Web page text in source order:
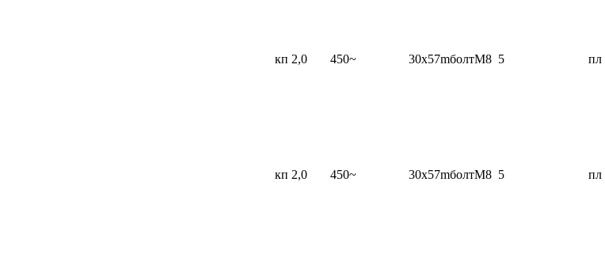
кп 2,0 450~ 30x57mболтМ8 5 пл
кп 2,0 450~ 30x57mболтМ8 5 пл